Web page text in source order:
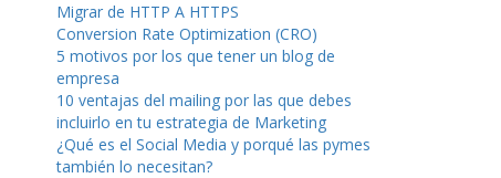
Migrar de HTTP A HTTPS
Conversion Rate Optimization (CRO)
5 motivos por los que tener un blog de
empresa
10 ventajas del mailing por las que debes
incluirlo en tu estrategia de Marketing
¿Qué es el Social Media y porqué las pymes
también lo necesitan?